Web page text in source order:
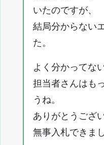
いたのですが、
結局分からない
た。
よく分かってな
担当者さんはも
うね。
ありがとうござ
無事入札できまし